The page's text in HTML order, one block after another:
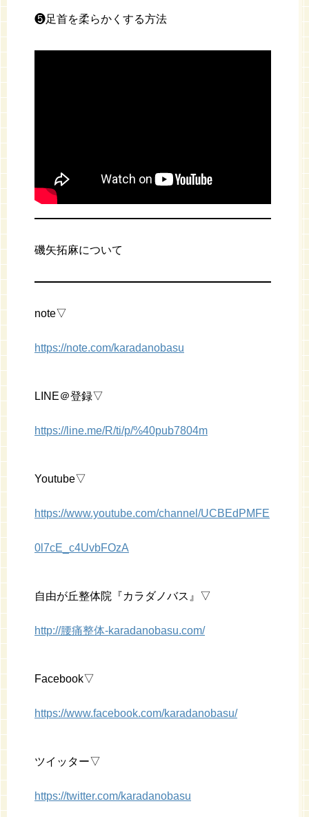
❺足首を柔らかくする方法
磯矢拓麻について
note▽
https://note.com/karadanobasu
LINE＠登録▽
https://line.me/R/ti/p/%40pub7804m
Youtube▽
https://www.youtube.com/channel/UCBEdPMFE
0l7cE_c4UvbFOzA
自由が丘整体院『カラダノバス』▽
http://腰痛整体-karadanobasu.com/
Facebook▽
https://www.facebook.com/karadanobasu/
ツイッター▽
https://twitter.com/karadanobasu